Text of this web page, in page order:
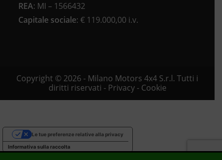
REA: MI – 1566432
Capitale sociale: € 119.000,00 i.v.
Copyright © 2026 - Milano Motors 4x4 S.r.l. Tutti i
diritti riservati - Privacy- Cookie
Informativa sulla raccolta
Le tue preferenze relative alla privacy